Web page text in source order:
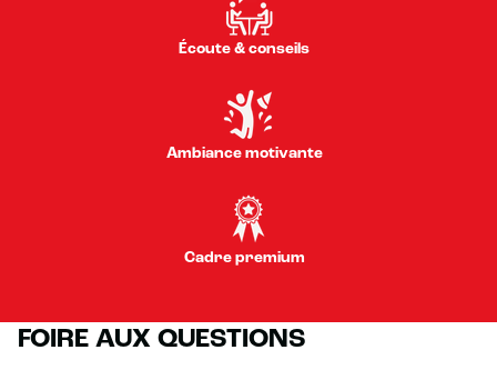
Écoute & conseils
Ambiance motivante
Cadre premium
FOIRE AUX QUESTIONS